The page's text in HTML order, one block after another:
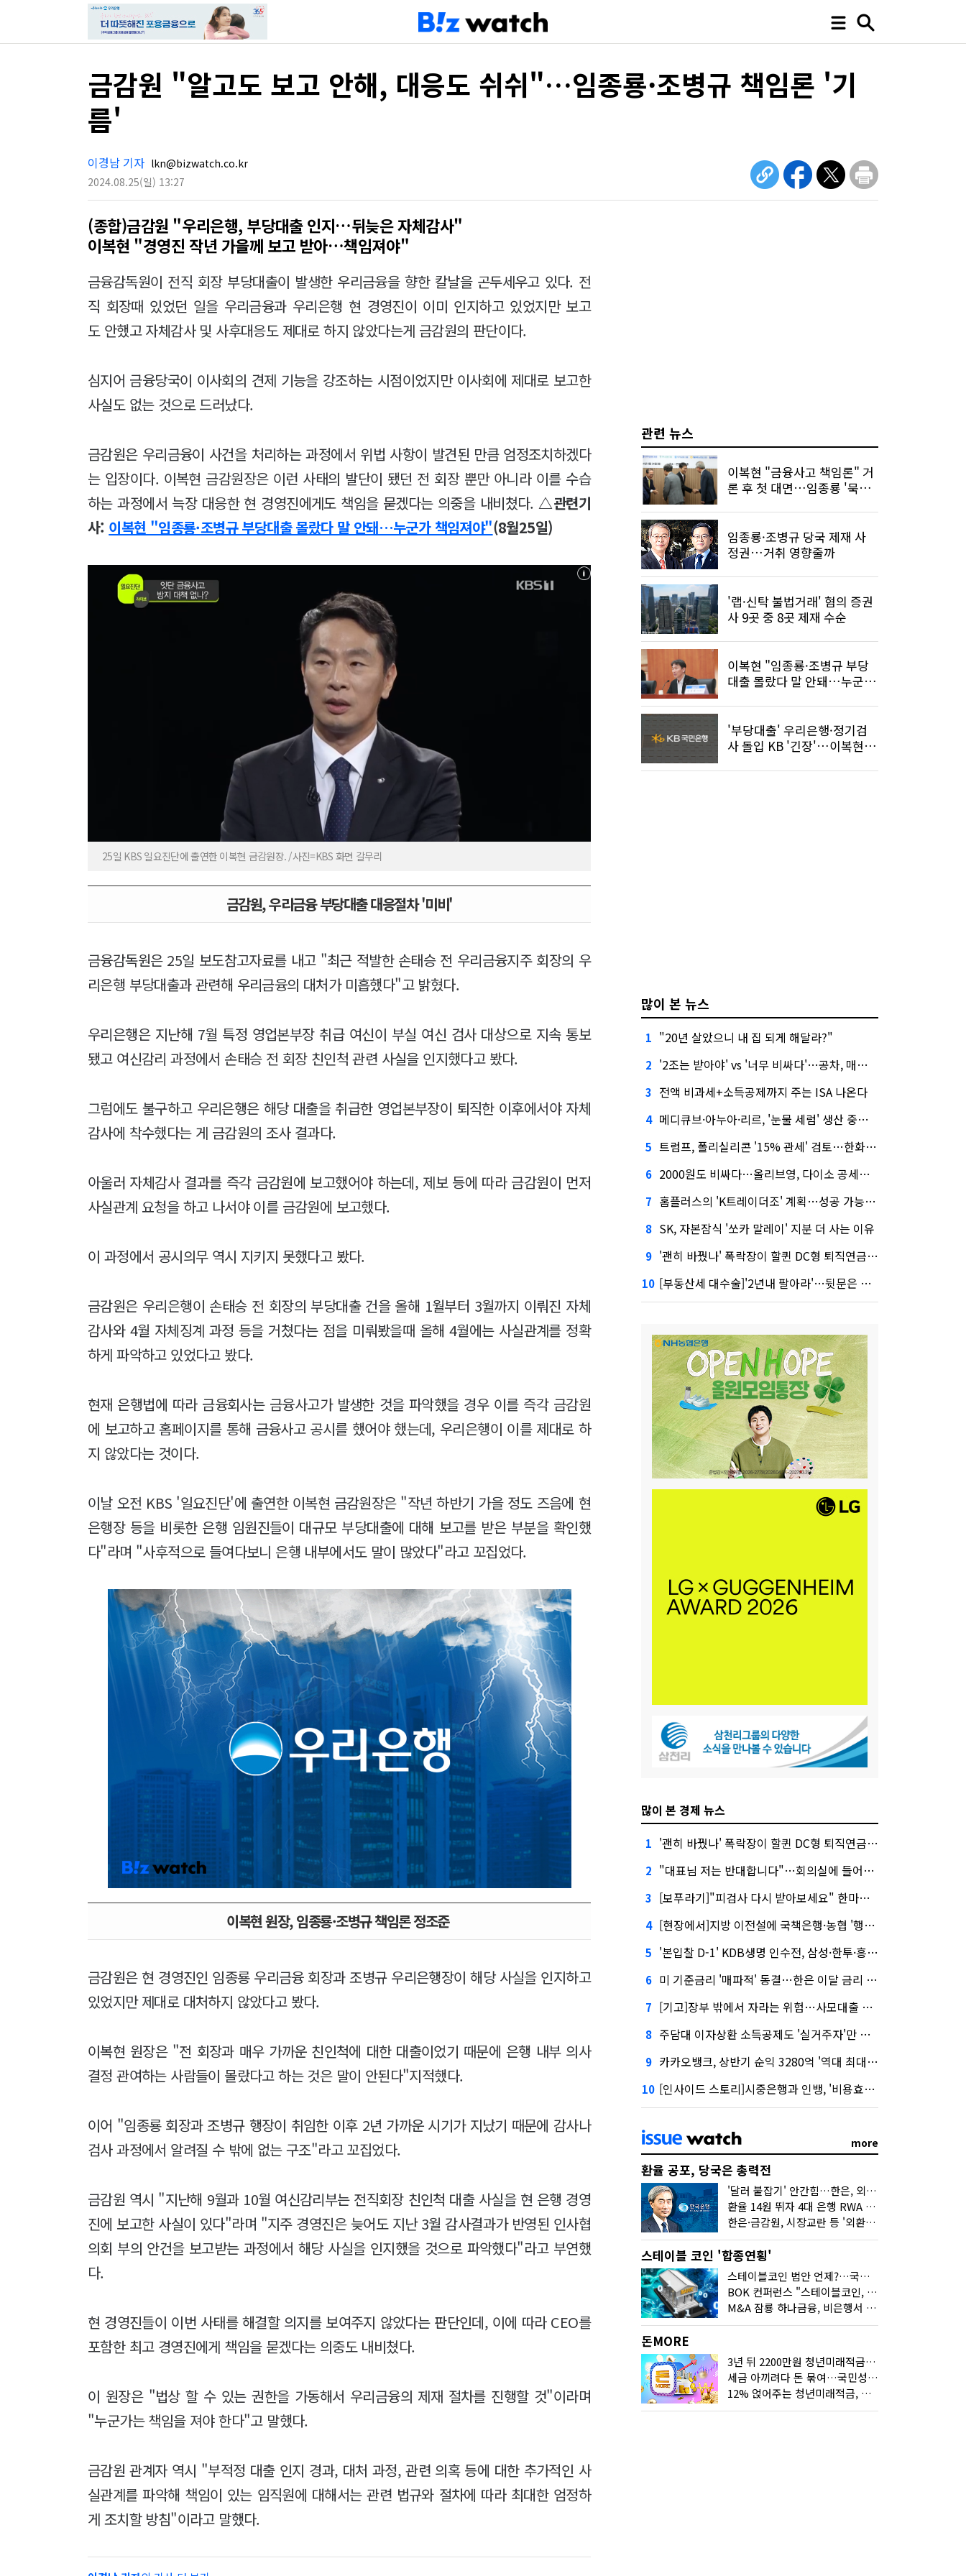
금감원 "알고도 보고 안해, 대응도 쉬쉬"…임종룡·조병규 책임론 '기
름'
이경남 기자 lkn@bizwatch.co.kr
2024.08.25(일) 13:27
(종합)금감원 "우리은행, 부당대출 인지…뒤늦은 자체감사"
이복현 "경영진 작년 가을께 보고 받아…책임져야"
금융감독원이 전직 회장 부당대출이 발생한 우리금융을 향한 칼날을 곤두세우고 있다. 전
직 회장때 있었던 일을 우리금융과 우리은행 현 경영진이 이미 인지하고 있었지만 보고
도 안했고 자체감사 및 사후대응도 제대로 하지 않았다는게 금감원의 판단이다.
심지어 금융당국이 이사회의 견제 기능을 강조하는 시점이었지만 이사회에 제대로 보고한
사실도 없는 것으로 드러났다.
금감원은 우리금융이 사건을 처리하는 과정에서 위법 사항이 발견된 만큼 엄정조치하겠다
는 입장이다. 이복현 금감원장은 이런 사태의 발단이 됐던 전 회장 뿐만 아니라 이를 수습
하는 과정에서 늑장 대응한 현 경영진에게도 책임을 묻겠다는 의중을 내비쳤다. △관련기
사: 이복현 "임종룡·조병규 부당대출 몰랐다 말 안돼…누군가 책임져야"(8월25일)
25일 KBS 일요진단에 출연한 이복현 금감원장. /사진=KBS 화면 갈무리
금감원, 우리금융 부당대출 대응절차 '미비'
금융감독원은 25일 보도참고자료를 내고 "최근 적발한 손태승 전 우리금융지주 회장의 우
리은행 부당대출과 관련해 우리금융의 대처가 미흡했다"고 밝혔다.
우리은행은 지난해 7월 특정 영업본부장 취급 여신이 부실 여신 검사 대상으로 지속 통보
됐고 여신감리 과정에서 손태승 전 회장 친인척 관련 사실을 인지했다고 봤다.
그럼에도 불구하고 우리은행은 해당 대출을 취급한 영업본부장이 퇴직한 이후에서야 자체
감사에 착수했다는 게 금감원의 조사 결과다.
아울러 자체감사 결과를 즉각 금감원에 보고했어야 하는데, 제보 등에 따라 금감원이 먼저
사실관계 요청을 하고 나서야 이를 금감원에 보고했다.
이 과정에서 공시의무 역시 지키지 못했다고 봤다.
금감원은 우리은행이 손태승 전 회장의 부당대출 건을 올해 1월부터 3월까지 이뤄진 자체
감사와 4월 자체징계 과정 등을 거쳤다는 점을 미뤄봤을때 올해 4월에는 사실관계를 정확
하게 파악하고 있었다고 봤다.
현재 은행법에 따라 금융회사는 금융사고가 발생한 것을 파악했을 경우 이를 즉각 금감원
에 보고하고 홈페이지를 통해 금융사고 공시를 했어야 했는데, 우리은행이 이를 제대로 하
지 않았다는 것이다.
이날 오전 KBS '일요진단'에 출연한 이복현 금감원장은 "작년 하반기 가을 정도 즈음에 현
은행장 등을 비롯한 은행 임원진들이 대규모 부당대출에 대해 보고를 받은 부분을 확인했
다"라며 "사후적으로 들여다보니 은행 내부에서도 말이 많았다"라고 꼬집었다.
이복현 원장, 임종룡·조병규 책임론 정조준
금감원은 현 경영진인 임종룡 우리금융 회장과 조병규 우리은행장이 해당 사실을 인지하고
있었지만 제대로 대처하지 않았다고 봤다.
이복현 원장은 "전 회장과 매우 가까운 친인척에 대한 대출이었기 때문에 은행 내부 의사
결정 관여하는 사람들이 몰랐다고 하는 것은 말이 안된다"지적했다.
이어 "임종룡 회장과 조병규 행장이 취임한 이후 2년 가까운 시기가 지났기 때문에 감사나
검사 과정에서 알려질 수 밖에 없는 구조"라고 꼬집었다.
금감원 역시 "지난해 9월과 10월 여신감리부는 전직회장 친인척 대출 사실을 현 은행 경영
진에 보고한 사실이 있다"라며 "지주 경영진은 늦어도 지난 3월 감사결과가 반영된 인사협
의회 부의 안건을 보고받는 과정에서 해당 사실을 인지했을 것으로 파악했다"라고 부연했
다.
현 경영진들이 이번 사태를 해결할 의지를 보여주지 않았다는 판단인데, 이에 따라 CEO를
포함한 최고 경영진에게 책임을 묻겠다는 의중도 내비쳤다.
이 원장은 "법상 할 수 있는 권한을 가동해서 우리금융의 제재 절차를 진행할 것"이라며
"누군가는 책임을 져야 한다"고 말했다.
금감원 관계자 역시 "부적정 대출 인지 경과, 대처 과정, 관련 의혹 등에 대한 추가적인 사
실관계를 파악해 책임이 있는 임직원에 대해서는 관련 법규와 절차에 따라 최대한 엄정하
게 조치할 방침"이라고 말했다.
관련 뉴스
이복현 "금융사고 책임론" 거
론 후 첫 대면…임종룡 '묵묵
임종룡·조병규 당국 제재 사
정권…거취 영향줄까
'랩·신탁 불법거래' 혐의 증권
사 9곳 중 8곳 제재 수순
이복현 "임종룡·조병규 부당
대출 몰랐다 말 안돼…누군가
'부당대출' 우리은행·정기검
사 돌입 KB '긴장'…이복현
많이 본 뉴스
1 "20년 살았으니 내 집 되게 해달라?"
2 '2조는 받아야' vs '너무 비싸다'…공차, 매각 성공할까
3 전액 비과세+소득공제까지 주는 ISA 나온다
4 메디큐브·아누아·리르, '눈물 세럼' 생산 중단한다
5 트럼프, 폴리실리콘 '15% 관세' 검토…한화큐셀·OCI 영향은?
6 2000원도 비싸다…올리브영, 다이소 공세에 '가성비'로 맞불
7 홈플러스의 'K트레이더조' 계획…성공 가능성은 '글쎄'
8 SK, 자본잠식 '쏘카 말레이' 지분 더 사는 이유
9 '괜히 바꿨나' 폭락장이 할퀸 DC형 퇴직연금…전문가 조언은
10 [부동산세 대수술]'2년내 팔아라'…뒷문은 열었다
많이 본 경제 뉴스
1 '괜히 바꿨나' 폭락장이 할퀸 DC형 퇴직연금…전문가 조언은
2 "대표님 저는 반대합니다"…회의실에 들어온 신한금융 AI
3 [보푸라기]"피검사 다시 받아보세요" 한마디에 보험금 못 받을 뻔?
4 [현장에서]지방 이전설에 국책은행·농협 '행동파'…금감원 '신중모드'
5 '본입찰 D-1' KDB생명 인수전, 삼성·한투·흥국 셈법은?
6 미 기준금리 '매파적' 동결…한은 이달 금리 향방은?
7 [기고]장부 밖에서 자라는 위험…사모대출 시장과 AI
8 주담대 이자상환 소득공제도 '실거주자'만 가능
9 카카오뱅크, 상반기 순익 3280억 '역대 최대'…"캐피탈, 자산 1조원 이상"
10 [인사이드 스토리]시중은행과 인뱅, '비용효율성' 다른 잣대 왜?
more
환율 공포, 당국은 총력전
'달러 붙잡기' 안간힘…한은, 외화 초과지준에 이자 6개월 더
환율 14원 뛰자 4대 은행 RWA 6조 '눈덩이'…2배 뛴 2분기는?
한은·금감원, 시장교란 등 '외환공동검사'…환율 급등 전방위 대응
스테이블 코인 '합종연횡'
스테이블코인 법안 언제?…국회에 쏠린 시선
BOK 컨퍼런스 "스테이블코인, 결제 넘어 보험 대출 등 금융 연결 도구"
M&A 잠룡 하나금융, 비은행서 '두나무'로 눈돌린 이유는
돈MORE
3년 뒤 2200만원 청년미래적금, 최고 금리 받으려면?
세금 아끼려다 돈 묶여…국민성장펀드 누가 가입하면 좋을까
12% 얹어주는 청년미래적금, 갈아타기 거절 될수 있어요